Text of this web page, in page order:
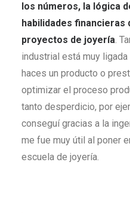
los números, la lógica
habilidades financieras
proyectos de joyería.
industrial está muy
haces un producto o
optimizar el proceso
tanto desperdicio, por
conseguí gracias a la
me fue muy útil al poner
escuela de joyería.